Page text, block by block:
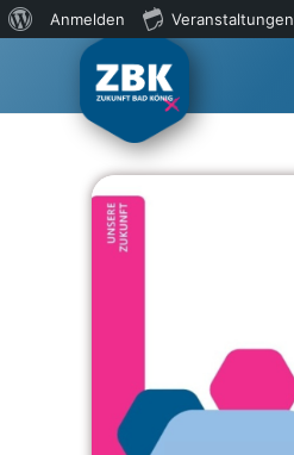
Anmelden Veranstaltungen